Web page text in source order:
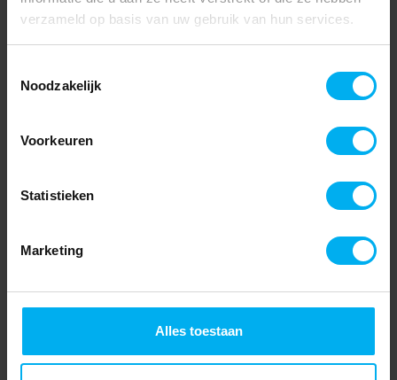
verzameld op basis van uw gebruik van hun services.
Noodzakelijk
Voorkeuren
Statistieken
Marketing
Alles toestaan